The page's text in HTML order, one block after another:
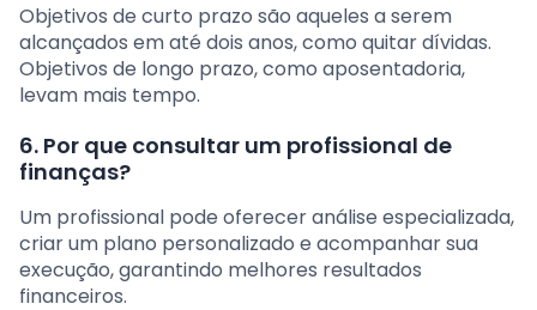
Objetivos de curto prazo são aqueles a serem
alcançados em até dois anos, como quitar dívidas.
Objetivos de longo prazo, como aposentadoria,
levam mais tempo.
6. Por que consultar um profissional de
finanças?
Um profissional pode oferecer análise especializada,
criar um plano personalizado e acompanhar sua
execução, garantindo melhores resultados
financeiros.